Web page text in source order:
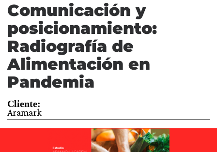
Comunicación y
posicionamiento:
Radiografía de
Alimentación en
Pandemia
Cliente:
Aramark